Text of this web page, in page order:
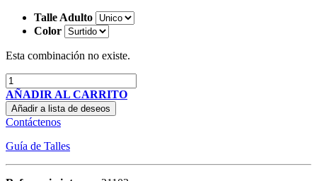
Talle Adulto
Color
Esta combinación no existe.
AÑADIR AL CARRITO
Añadir a lista de deseos
Contáctenos
Guía de Talles